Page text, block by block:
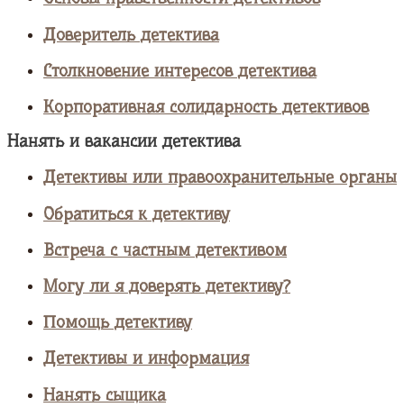
Доверитель детектива
Столкновение интересов детектива
Корпоративная солидарность детективов
Нанять и вакансии детектива
Детективы или правоохранительные органы
Обратиться к детективу
Встреча с частным детективом
Могу ли я доверять детективу?
Помощь детективу
Детективы и информация
Нанять сыщика